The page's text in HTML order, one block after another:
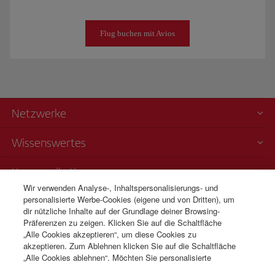
Flug buchen mit Avios
Netzwerke
Wissenswertes
Kommunikation
Transparenz
Telefonverkauf
+43 01 79 56 77 22
Wir verwenden Analyse-, Inhaltspersonalisierungs- und
personalisierte Werbe-Cookies (eigene und von Dritten), um
dir nützliche Inhalte auf der Grundlage deiner Browsing-
Präferenzen zu zeigen. Klicken Sie auf die Schaltfläche
„Alle Cookies akzeptieren“, um diese Cookies zu
akzeptieren. Zum Ablehnen klicken Sie auf die Schaltfläche
„Alle Cookies ablehnen“. Möchten Sie personalisierte